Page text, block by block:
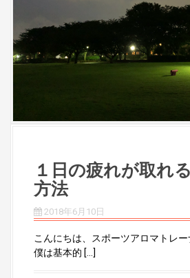
１日の疲れが取れ
方法
2018年6月10日
こんにちは、スポーツアロマトレー
僕は基本的 […]